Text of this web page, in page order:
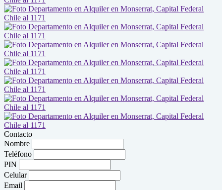
Contacto
Nombre
Teléfono
PIN
Celular
Email